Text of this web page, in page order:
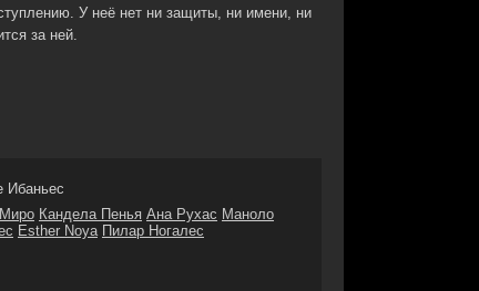
У неё нет ни защиты, ни имени, ни
за ней.
Ибаньес
Кандела Пенья Ана Рухас Маноло
Esther Noya Пилар Ногалес